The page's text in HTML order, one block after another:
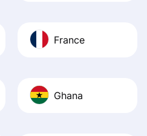
France
Ghana